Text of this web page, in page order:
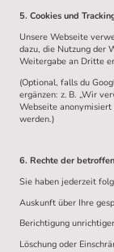
5. Cookies und
Unsere Webseite
dazu, die Nutzung der
Weitergabe an Dritte
(Optional, falls du
ergänzen: z. B. „Wir
Webseite
werden.)
6. Rechte der
Sie haben jederzeit
Auskunft über Ihre
Berichtigung
Löschung oder